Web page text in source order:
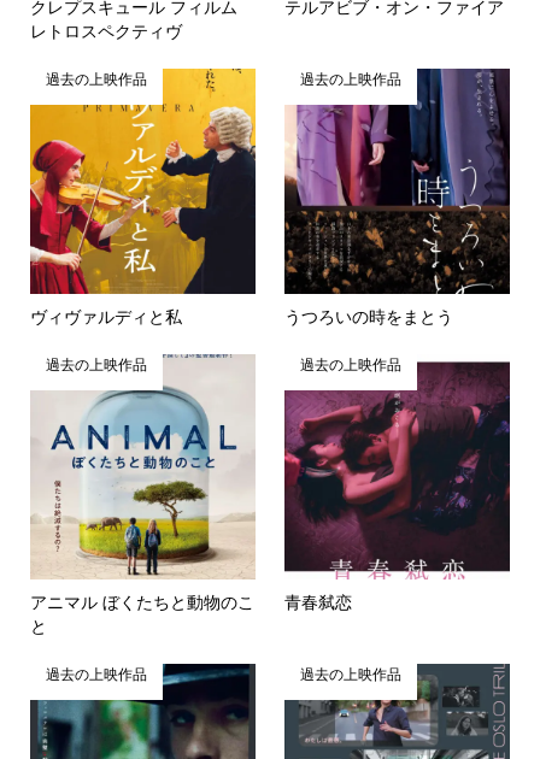
クレプスキュール フィルム
レトロスペクティヴ
テルアビブ・オン・ファイア
過去の上映作品
ヴィヴァルディと私
過去の上映作品
うつろいの時をまとう
過去の上映作品
アニマル ぼくたちと動物のこ
と
過去の上映作品
⻘春弑恋
過去の上映作品 過去の上映作品